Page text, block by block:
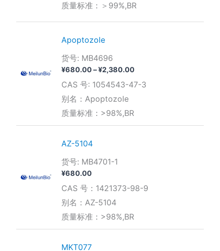
至
质量标准：＞99%,BR
Apoptozole
货号: MB4696
¥680.00–¥2,380.00价
范
CAS 号: 1054543-47-3
别名：Apoptozole
质量标准：>98%,BR
AZ-5104
货号: MB4701-1
¥680.00
CAS 号：1421373-98-9
别名：AZ-5104
质量标准：>98%,BR
MKT077